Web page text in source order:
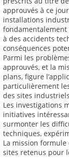
approuvés à ce
installations
fondamentalement
à des accidents
conséquences
Parmi les
approuvés, et la
plans, figure
particulièrement
des sites
Les investigations
initiatives
surmonter les
techniques,
La mission
sites retenus pour